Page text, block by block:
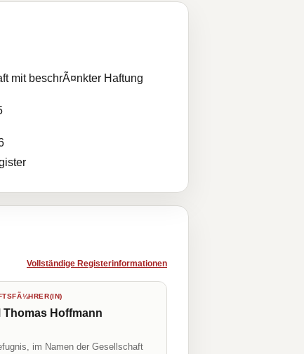
mit beschrÃ¤nkter Haftung
Vollständige Registerinformationen
Thomas Hoffmann
im Namen der Gesellschaft